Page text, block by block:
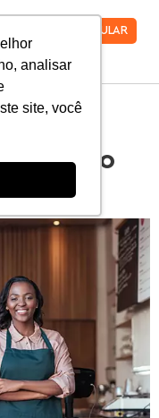
analisar
site, você
VESTIBULAR
sucesso